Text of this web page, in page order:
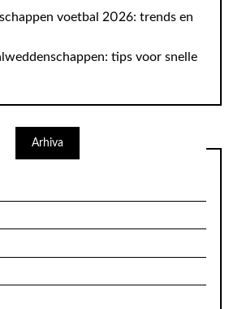
voetbal 2026: trends en
tips voor snelle
Arhiva